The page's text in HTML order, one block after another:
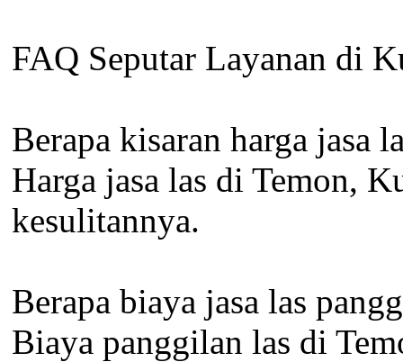
FAQ Seputar Layanan di
Berapa kisaran harga jasa
Harga jasa las di Temon,
kesulitannya.
Berapa biaya jasa las
Biaya panggilan las di